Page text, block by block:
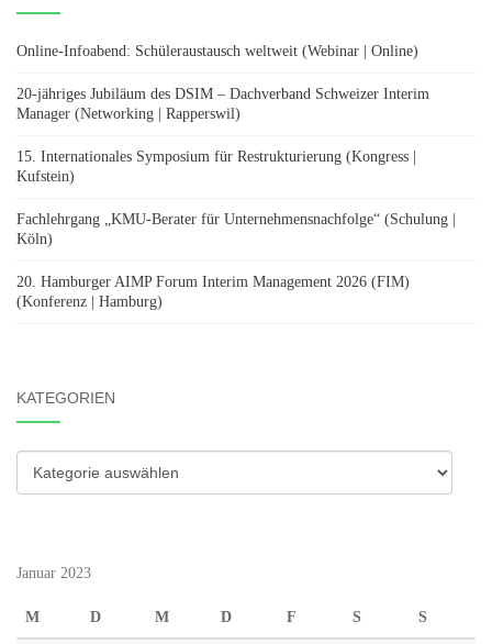
Online-Infoabend: Schüleraustausch weltweit (Webinar | Online)
20-jähriges Jubiläum des DSIM – Dachverband Schweizer Interim
Manager (Networking | Rapperswil)
15. Internationales Symposium für Restrukturierung (Kongress |
Kufstein)
Fachlehrgang „KMU-Berater für Unternehmensnachfolge“ (Schulung |
Köln)
20. Hamburger AIMP Forum Interim Management 2026 (FIM)
(Konferenz | Hamburg)
KATEGORIEN
Kategorien
Januar 2023
M D M D F S S